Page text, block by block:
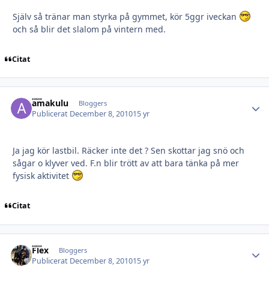
Själv så tränar man styrka på gymmet, kör 5ggr iveckan
och så blir det slalom på vintern med.
Citat
amakulu Bloggers
Publicerat December 8, 201015 yr
Ja jag kör lastbil. Räcker inte det ? Sen skottar jag snö och
sågar o klyver ved. F.n blir trött av att bara tänka på mer
fysisk aktivitet
Citat
Flex Bloggers
Publicerat December 8, 201015 yr